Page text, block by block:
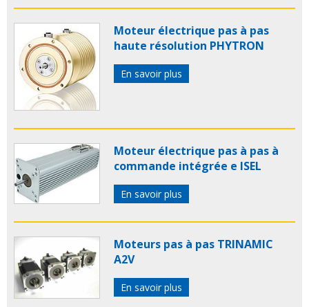
Moteur électrique pas à pas
haute résolution PHYTRON
En savoir plus
Moteur électrique pas à pas à
commande intégrée e ISEL
En savoir plus
Moteurs pas à pas TRINAMIC
A2V
En savoir plus